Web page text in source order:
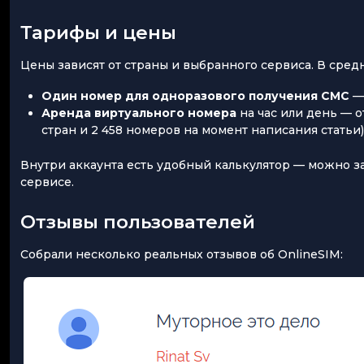
Тарифы и цены
Цены зависят от страны и выбранного сервиса. В
Один номер для одноразового получения СМС —
Аренда виртуального номера на час или день —
стран и 2 458 номеров на момент написания
Внутри аккаунта есть удобный калькулятор — можно
сервисе.
Отзывы пользователей
Собрали несколько реальных отзывов об OnlineSIM: